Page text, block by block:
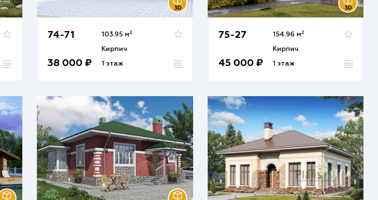
74-71
38 000 ₽
103.95 м2
Кирпич
1 этаж
75-27
45 000 ₽
154.96 м2
Кирпич
1 этаж